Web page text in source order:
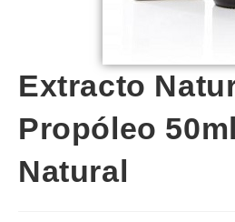
Extracto
Propóleo
Natural